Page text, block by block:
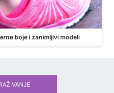
boje i zanimljivi modeli